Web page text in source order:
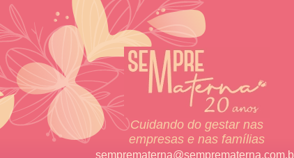
Cuidando do gestar nas
empresas e nas famílias